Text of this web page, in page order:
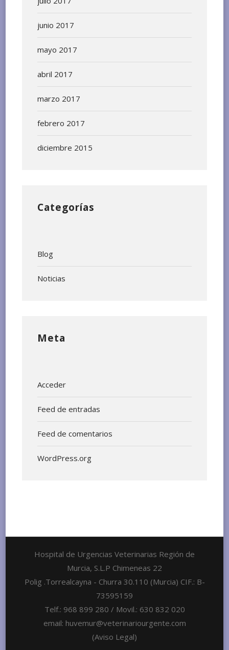
junio 2017
mayo 2017
abril 2017
marzo 2017
febrero 2017
diciembre 2015
Categorías
Blog
Noticias
Meta
Acceder
Feed de entradas
Feed de comentarios
WordPress.org
Hospital de Urgencias Veterinarias Región de
Murcia, S.L.P Chimeneas 22
Polig .Torrealcayna - Churra 30.110 (Murcia) CIF.: B-
73595159
Telf.: 968 899 280 / Movil.: 630 832 020
email: huvemur@veterinariourgente.com
(Aviso Legal)